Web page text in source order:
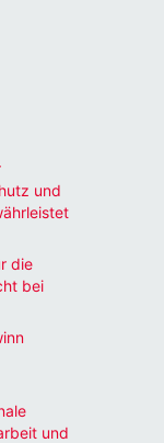
und
die
bei
und